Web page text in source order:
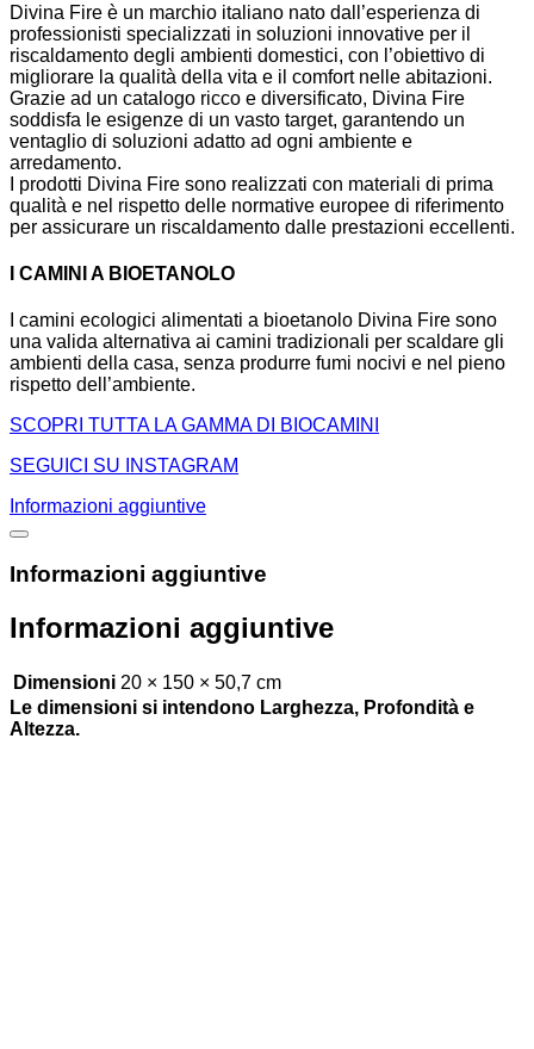
Divina Fire è un marchio italiano nato dall’esperienza di
professionisti specializzati in soluzioni innovative per il
riscaldamento degli ambienti domestici, con l’obiettivo di
migliorare la qualità della vita e il comfort nelle abitazioni.
Grazie ad un catalogo ricco e diversificato, Divina Fire
soddisfa le esigenze di un vasto target, garantendo un
ventaglio di soluzioni adatto ad ogni ambiente e
arredamento.
I prodotti Divina Fire sono realizzati con materiali di prima
qualità e nel rispetto delle normative europee di riferimento
per assicurare un riscaldamento dalle prestazioni eccellenti.
I CAMINI A BIOETANOLO
I camini ecologici alimentati a bioetanolo Divina Fire sono
una valida alternativa ai camini tradizionali per scaldare gli
ambienti della casa, senza produrre fumi nocivi e nel pieno
rispetto dell’ambiente.
SCOPRI TUTTA LA GAMMA DI BIOCAMINI
SEGUICI SU INSTAGRAM
Informazioni aggiuntive
Informazioni aggiuntive
Informazioni aggiuntive
Dimensioni 20 × 150 × 50,7 cm
Le dimensioni si intendono Larghezza, Profondità e
Altezza.